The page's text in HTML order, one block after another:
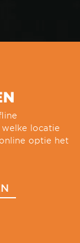
welke locatie
optie het